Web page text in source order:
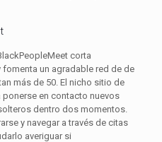
corta
un agradable red de de
más de 50. El nicho sitio de
en contacto nuevos
dentro dos momentos.
y navegar a través de citas
averiguar si